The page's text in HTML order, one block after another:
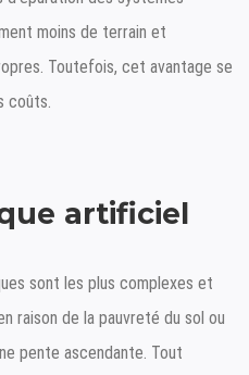
moins de terrain et
Toutefois, cet avantage se
coûts.
artificiel
sont les plus complexes et
raison de la pauvreté du sol ou
pente ascendante. Tout